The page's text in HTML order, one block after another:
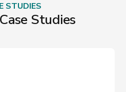
STUDIES
Studies